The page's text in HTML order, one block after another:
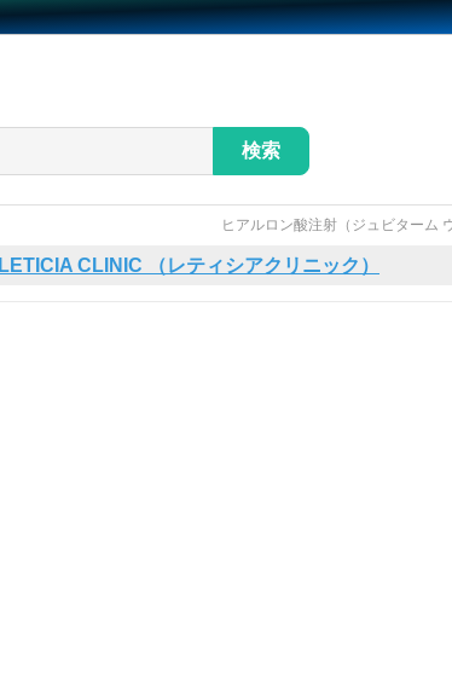
検索
ヒアルロン酸注射（ジュビターム
LETICIA CLINIC （レティシアクリニック）